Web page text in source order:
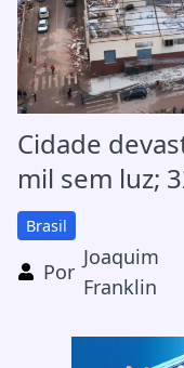
Cidade
mil sem luz;
Brasil
Por
Joaquim
Franklin